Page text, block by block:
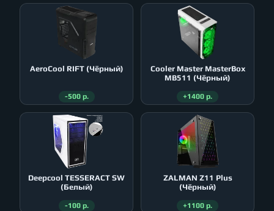
AeroСool RIFT (Чёрный)
-500 р.
Cooler Master MasterBox
MB511 (Чёрный)
+1400 р.
Deepcool TESSERACT SW
(Белый)
-100 р.
ZALMAN Z11 Plus
(Чёрный)
+1100 р.